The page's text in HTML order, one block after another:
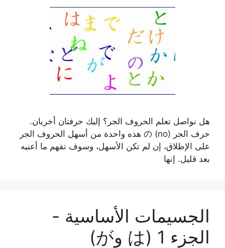
هل نواصل تعلم الحروف الجر؟ إليك حرفتان أخريان.
حرف الجر の (no) هذه واحدة من أسهل الحروف الجر
على الإطلاق، إن لم تكن الأسهل، وسوف تفهم ما أعنيه
بعد قليل. إنها
الجسيمات الأساسية -
الجزء 1 (は وが)